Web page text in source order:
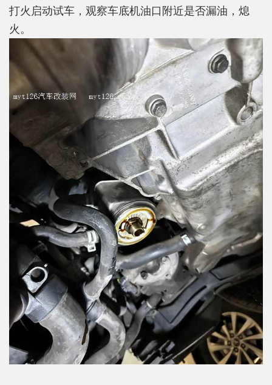
打火启动试车，观察车底机油口附近是否漏油，熄
火。